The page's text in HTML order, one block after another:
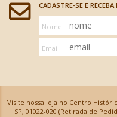
CADASTRE-SE E
Nome
Email
Visite nossa loja no Centro
SP, 01022-020 (Retirada de